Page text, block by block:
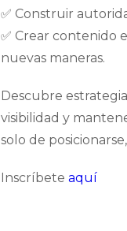
✅ Construir
✅ Crear contenido
nuevas maneras.
Descubre
visibilidad y
solo de
Inscríbete aquí